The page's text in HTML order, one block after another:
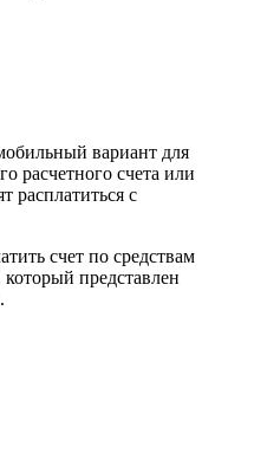
вариант для
расчетного счета или
расплатиться с
счет по средствам
представлен